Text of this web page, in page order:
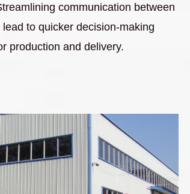
communication between
to quicker decision-making
production and delivery.